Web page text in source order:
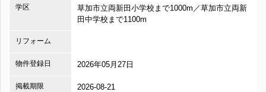
学区
草加市立両新田小学校まで1000m／草加市立両新
田中学校まで1100m
リフォーム
物件登録日 2026年05月27日
掲載期限 2026-08-21